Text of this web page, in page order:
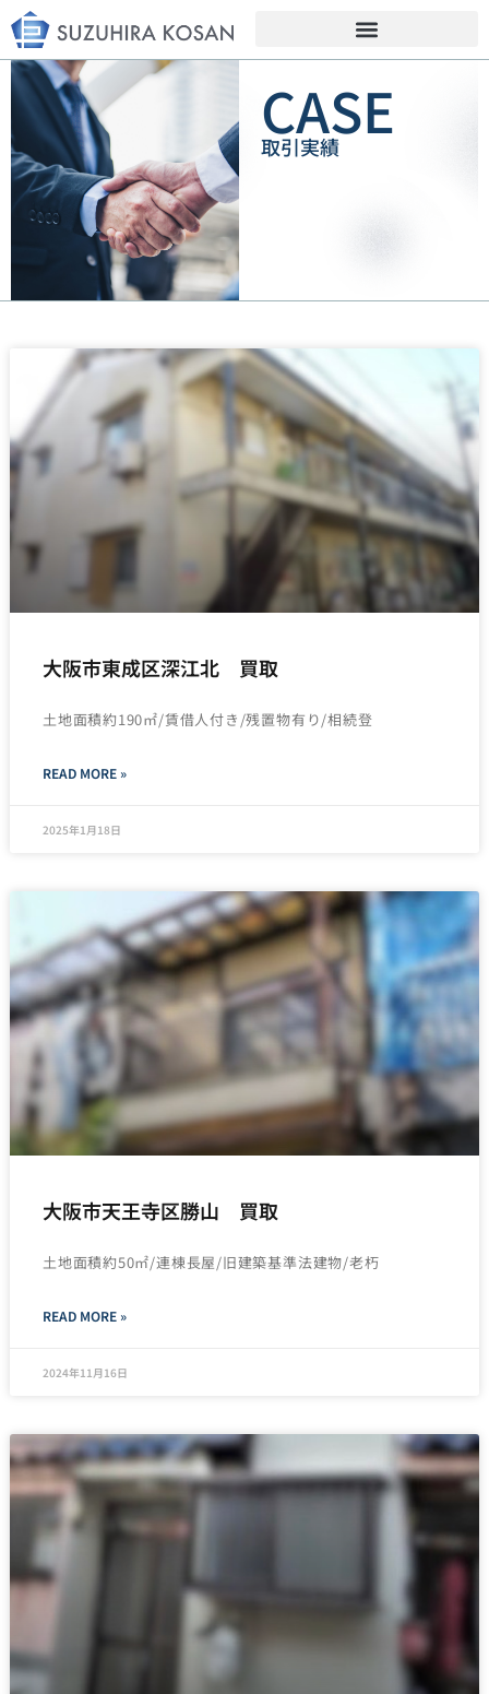
CASE
取引実績
大阪市東成区深江北 買取
土地面積約190㎡/賃借人付き/残置物有り/相続登
READ MORE »
2025年1月18日
大阪市天王寺区勝山 買取
土地面積約50㎡/連棟長屋/旧建築基準法建物/老朽
READ MORE »
2024年11月16日